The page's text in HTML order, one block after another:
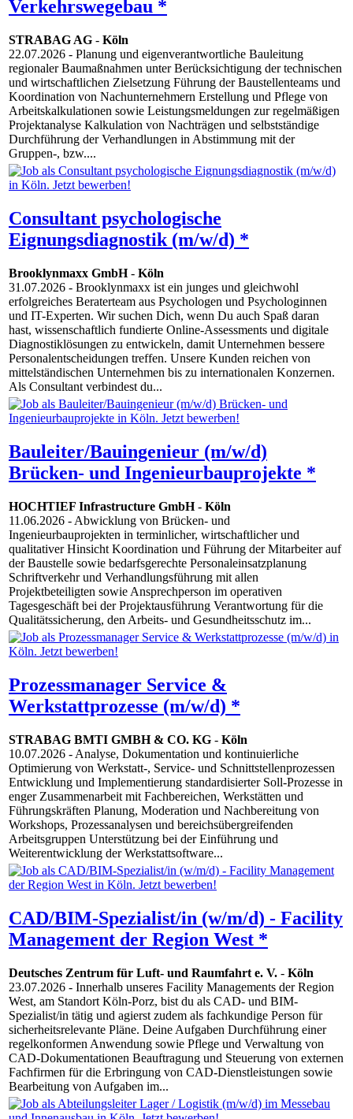
Verkehrswegebau *
STRABAG AG - Köln
22.07.2026 - Planung und eigenverantwortliche Bauleitung
regionaler Baumaßnahmen unter Berücksichtigung der technischen
und wirtschaftlichen Zielsetzung Führung der Baustellenteams und
Koordination von Nachunternehmern Erstellung und Pflege von
Arbeitskalkulationen sowie Leistungsmeldungen zur regelmäßigen
Projektanalyse Kalkulation von Nachträgen und selbstständige
Durchführung der Verhandlungen in Abstimmung mit der
Gruppen-, bzw....
Consultant psychologische
Eignungsdiagnostik (m/w/d) *
Brooklynmaxx GmbH- Köln
31.07.2026 - Brooklynmaxx ist ein junges und gleichwohl
erfolgreiches Beraterteam aus Psychologen und Psychologinnen
und IT-Experten. Wir suchen Dich, wenn Du auch Spaß daran
hast, wissenschaftlich fundierte Online-Assessments und digitale
Diagnostiklösungen zu entwickeln, damit Unternehmen bessere
Personalentscheidungen treffen. Unsere Kunden reichen von
mittelständischen Unternehmen bis zu internationalen Konzernen.
Als Consultant verbindest du...
Bauleiter/Bauingenieur (m/w/d)
Brücken- und Ingenieurbauprojekte *
HOCHTIEF Infrastructure GmbH- Köln
11.06.2026 - Abwicklung von Brücken- und
Ingenieurbauprojekten in terminlicher, wirtschaftlicher und
qualitativer Hinsicht Koordination und Führung der Mitarbeiter auf
der Baustelle sowie bedarfsgerechte Personaleinsatzplanung
Schriftverkehr und Verhandlungsführung mit allen
Projektbeteiligten sowie Ansprechperson im operativen
Tagesgeschäft bei der Projektausführung Verantwortung für die
Qualitätssicherung, den Arbeits- und Gesundheitsschutz im...
Prozessmanager Service &
Werkstattprozesse (m/w/d) *
STRABAG BMTI GMBH & CO. KG - Köln
10.07.2026 - Analyse, Dokumentation und kontinuierliche
Optimierung von Werkstatt-, Service- und Schnittstellenprozessen
Entwicklung und Implementierung standardisierter Soll-Prozesse in
enger Zusammenarbeit mit Fachbereichen, Werkstätten und
Führungskräften Planung, Moderation und Nachbereitung von
Workshops, Prozessanalysen und bereichsübergreifenden
Arbeitsgruppen Unterstützung bei der Einführung und
Weiterentwicklung der Werkstattsoftware...
CAD/BIM-Spezialist/in (w/m/d) - Facility
Management der Region West *
Deutsches Zentrum für Luft- und Raumfahrt e. V. - Köln
23.07.2026 - Innerhalb unseres Facility Managements der Region
West, am Standort Köln-Porz, bist du als CAD- und BIM-
Spezialist/in tätig und agierst zudem als fachkundige Person für
sicherheitsrelevante Pläne. Deine Aufgaben Durchführung einer
regelkonformen Anwendung sowie Pflege und Verwaltung von
CAD-Dokumentationen Beauftragung und Steuerung von externen
Fachfirmen für die Erbringung von CAD-Dienstleistungen sowie
Bearbeitung von Aufgaben im...